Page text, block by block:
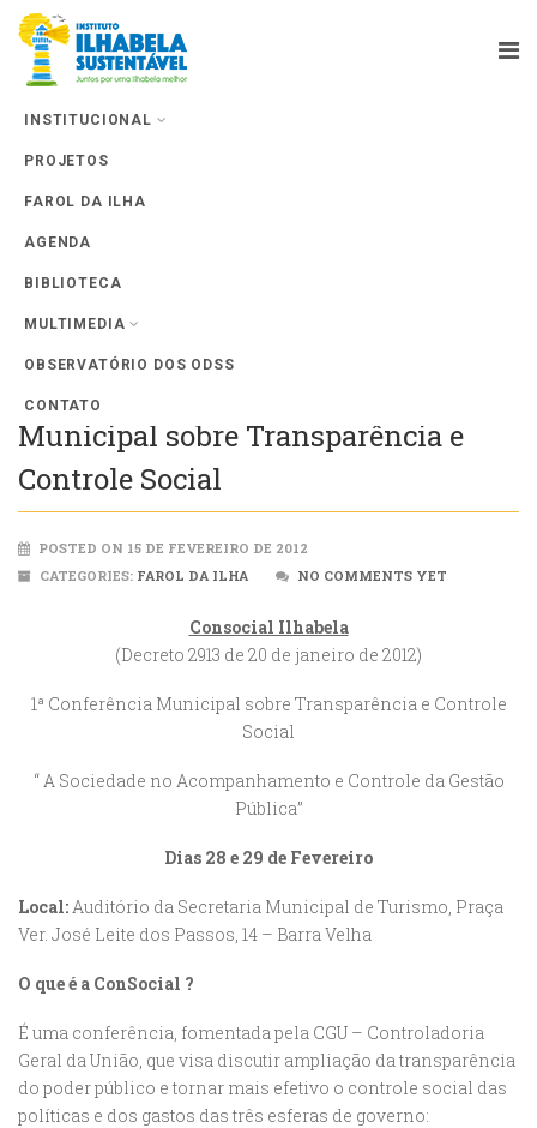
INSTITUCIONAL
PROJETOS
FAROL DA ILHA
AGENDA
BIBLIOTECA
MULTIMEDIA
OBSERVATÓRIO DOS ODSS
CONTATO
ConSocial Ilhabela – 1ª Conferência
Municipal sobre Transparência e
Controle Social
POSTED ON 15 DE FEVEREIRO DE 2012
CATEGORIES: FAROL DA ILHA NO COMMENTS YET
Consocial Ilhabela
(Decreto 2913 de 20 de janeiro de 2012)
1ª Conferência Municipal sobre Transparência e Controle
Social
“ A Sociedade no Acompanhamento e Controle da Gestão
Pública”
Dias 28 e 29 de Fevereiro
Local:Auditório da Secretaria Municipal de Turismo, Praça
Ver. José Leite dos Passos, 14 – Barra Velha
O que é a ConSocial ?
É uma conferência, fomentada pela CGU – Controladoria
Geral da União, que visa discutir ampliação da transparência
do poder público e tornar mais efetivo o controle social das
políticas e dos gastos das três esferas de governo: